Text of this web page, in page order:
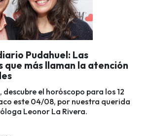
Pudahuel: Las
que más llaman la atención
el horóscopo para los 12
este 04/08, por nuestra querida
Leonor La Rivera.